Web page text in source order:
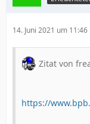
14. Juni 2021 um 11:46
Zitat von
https://